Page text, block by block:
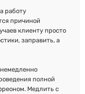
работу
причиной
клиенту просто
заправить, а
полной
Медлить с